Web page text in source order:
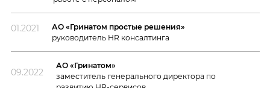
01.2021
АО «Гринатом простые решения»
руководитель HR консалтинга
09.2022
АО «Гринатом»
заместитель генерального директора по